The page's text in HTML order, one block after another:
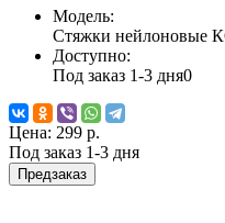
Модель:
Стяжки нейлоновые
Доступно:
Под заказ 1-3 дня0
Цена: 299 р.
Под заказ 1-3 дня
Предзаказ